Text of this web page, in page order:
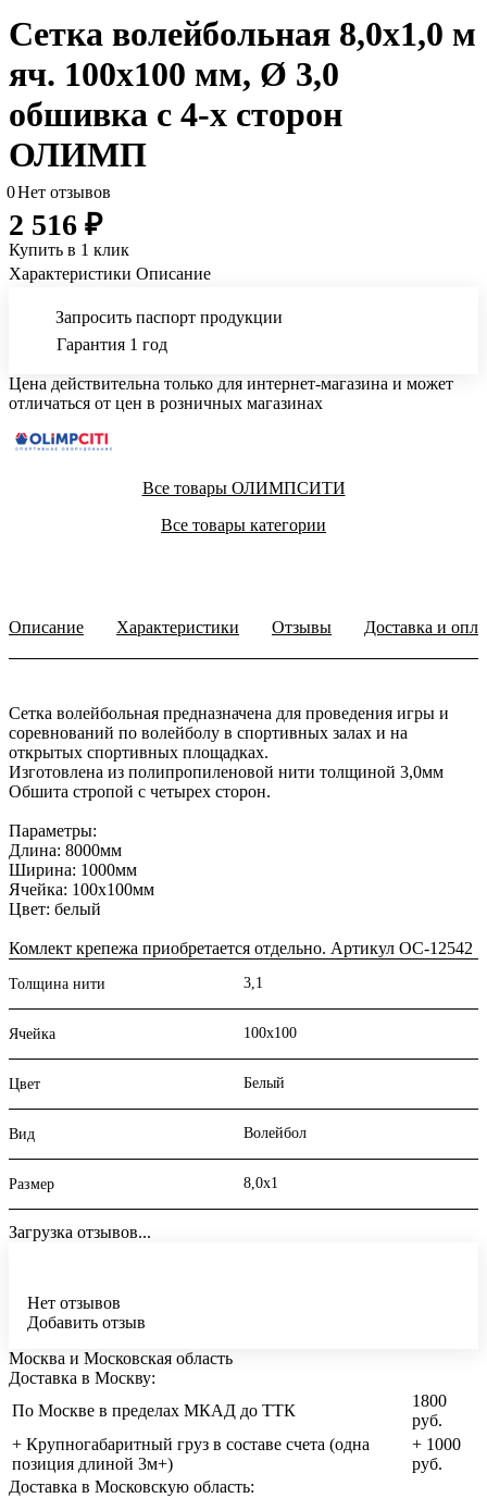
Сетка волейбольная 8,0х1,0 м
яч. 100х100 мм, Ø 3,0
обшивка с 4-х сторон
ОЛИМП
0Нет отзывов
2 516 ₽
Купить в 1 клик
Характеристики Описание
Запросить паспорт продукции
Гарантия 1 год
Цена действительна только для интернет-магазина и может
отличаться от цен в розничных магазинах
Все товары ОЛИМПСИТИ
Все товары категории
Описание Характеристики Отзывы Доставка и
Сетка волейбольная предназначена для проведения игры и
соревнований по волейболу в спортивных залах и на
открытых спортивных площадках.
Изготовлена из полипропиленовой нити толщиной 3,0мм
Обшита стропой с четырех сторон.
Параметры:
Длина: 8000мм
Ширина: 1000мм
Ячейка: 100х100мм
Цвет: белый
Комлект крепежа приобретается отдельно. Артикул ОС-12542
Толщина нити 3,1
Ячейка 100х100
Цвет Белый
Вид Волейбол
Размер 8,0х1
Загрузка отзывов...
Нет отзывов
Добавить отзыв
Москва и Московская область
Доставка в Москву:
По Москве в пределах МКАД до ТТК
1800
руб.
+ Крупногабаритный груз в составе счета (одна
позиция длиной 3м+)
+ 1000
руб.
Доставка в Московскую область: